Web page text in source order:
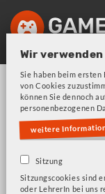
Skip
to
main
navigation
Bitte beachten
Wir verwenden
Sie haben beim ersten
von Cookies
können Sie dennoch
personenbezogenen
weitere
Sitzung
Sitzungscookies sind
oder LehrerIn bei uns